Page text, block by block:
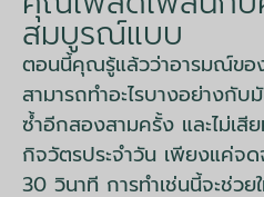
สมบูรณ์แบบ
ตอนนี้คุณรู้แล้วว่าอารมณ์ข
สามารถทำอะไรบางอย่างกั
ซ้ำอีกสองสามครั้ง และไม่เสีย
กิจวัตรประจำวัน เพียงแค่จ
30 วินาที การทำเช่นนี้จะช่